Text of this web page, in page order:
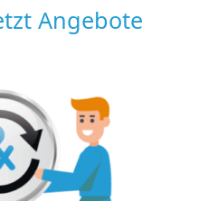
Angebote